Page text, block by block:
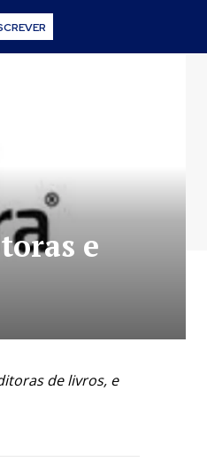
e
de livros, e